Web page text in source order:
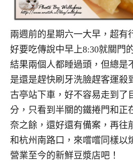
兩週前的星期六一大早，超有
好要吃傳說中早上8:30就關門
結果兩個人都睡過頭，但總是
是還是趕快刷牙洗臉趕客運殺
古亭站下車，好不容易走到了
分，只看到半關的鐵捲門和正
奈之餘，還好還有備案，再往
和杭州南路口，來嚐嚐同樣以
營業至今的新鮮豆漿店吧！